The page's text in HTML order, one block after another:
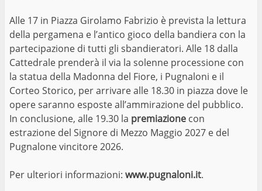
Alle 17 in Piazza Girolamo Fabrizio è prevista la lettura
della pergamena e l’antico gioco della bandiera con la
partecipazione di tutti gli sbandieratori. Alle 18 dalla
Cattedrale prenderà il via la solenne processione con
la statua della Madonna del Fiore, i Pugnaloni e il
Corteo Storico, per arrivare alle 18.30 in piazza dove le
opere saranno esposte all’ammirazione del pubblico.
In conclusione, alle 19.30 la premiazione con
estrazione del Signore di Mezzo Maggio 2027 e del
Pugnalone vincitore 2026.
Per ulteriori informazioni: www.pugnaloni.it.